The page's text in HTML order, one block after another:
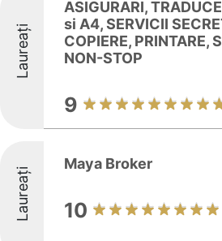
Laureați
ASIGURARI,
si A4, SERVICII
COPIERE, PRINTARE,
NON-STOP
9
Laureați
Maya Broker
10